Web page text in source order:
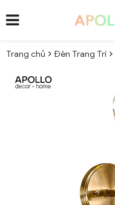
Trang chủ Đèn Trang Trí